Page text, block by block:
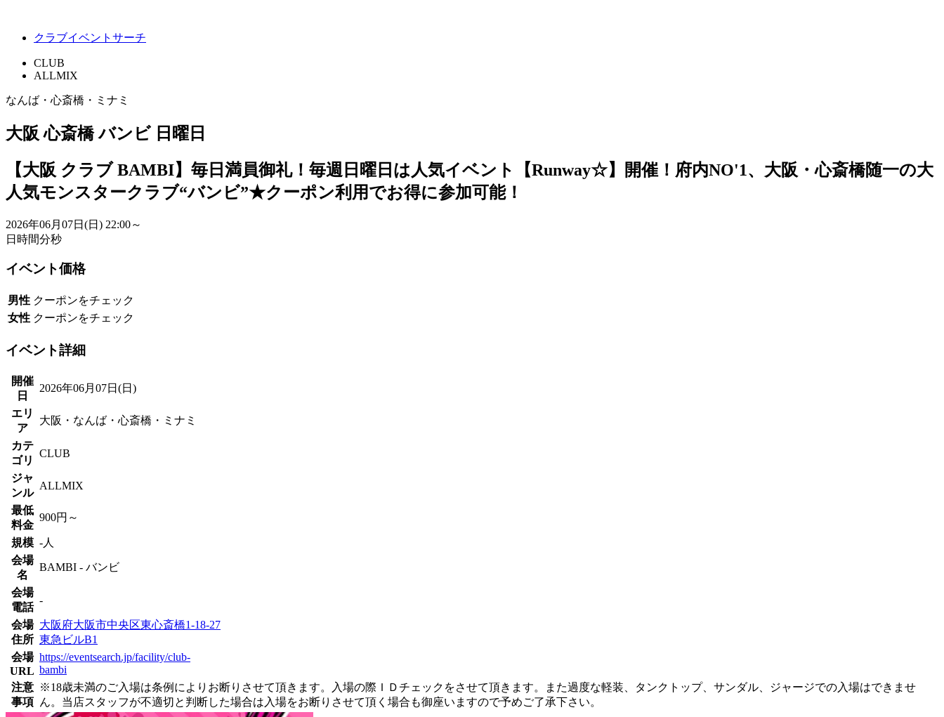
クラブイベントサーチ
CLUB
ALLMIX
なんば・心斎橋・ミナミ
大阪 心斎橋 バンビ 日曜日
【大阪 クラブ BAMBI】毎日満員御礼！毎週日曜日は人気イベント【Runway☆】開催！府内NO'1、大阪・心斎橋随一の大
人気モンスタークラブ“バンビ”★クーポン利用でお得に参加可能！
2026年06月07日(日) 22:00～
日 時間分秒
イベント価格
男性 クーポンをチェック
女性 クーポンをチェック
イベント詳細
開催
日
2026年06月07日(日)
エリ
ア
大阪・なんば・心斎橋・ミナミ
カテ
ゴリ
CLUB
ジャ
ンル
ALLMIX
最低
料金
900円～
規模 -人
会場
名
BAMBI - バンビ
会場
電話
-
会場
住所
大阪府大阪市中央区東心斎橋1-18-27
東急ビルB1
会場
URL
https://eventsearch.jp/facility/club-
bambi
注意
事項
※18歳未満のご入場は条例によりお断りさせて頂きます。入場の際ＩＤチェックをさせて頂きます。また過度な軽装、タンクトップ、サンダル、ジャージでの入場はできませ
ん。当店スタッフが不適切と判断した場合は入場をお断りさせて頂く場合も御座いますので予めご了承下さい。